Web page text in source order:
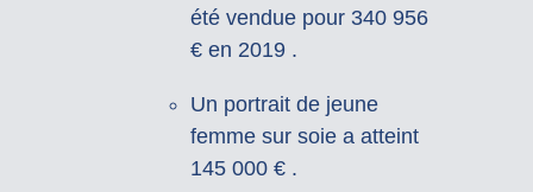
été vendue pour 340 956
€ en 2019.
Un portrait de jeune
femme sur soie a atteint
145 000 €.